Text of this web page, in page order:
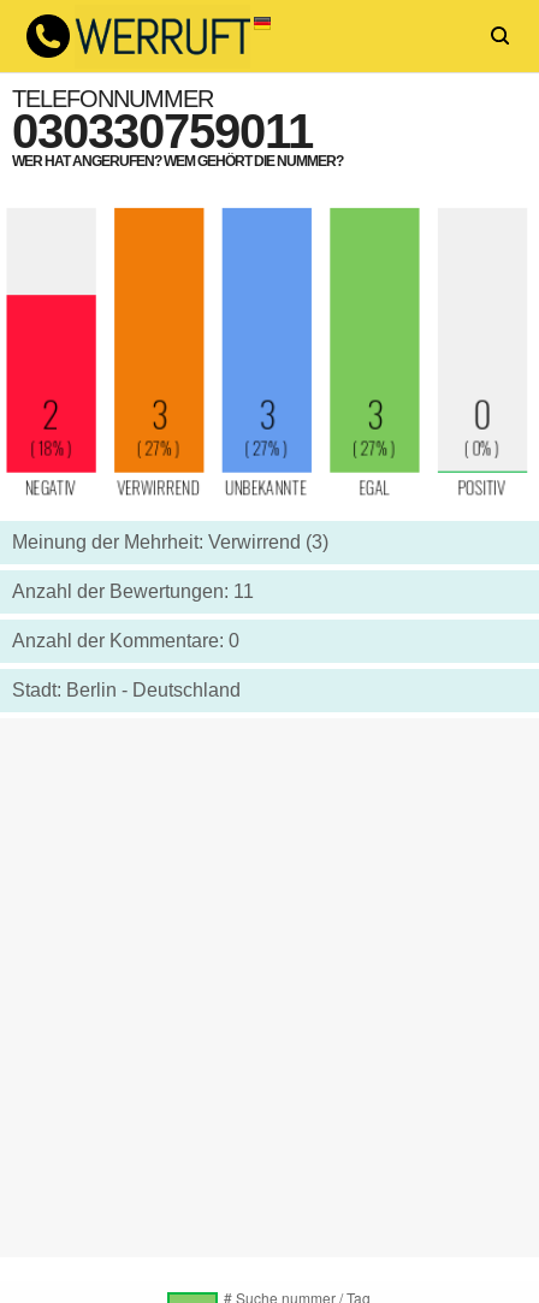
TELEFONNUMMER
030330759011
WER HAT ANGERUFEN? WEM GEHÖRT DIE NUMMER?
Meinung der Mehrheit: Verwirrend (3)
Anzahl der Bewertungen: 11
Anzahl der Kommentare: 0
Stadt: Berlin - Deutschland